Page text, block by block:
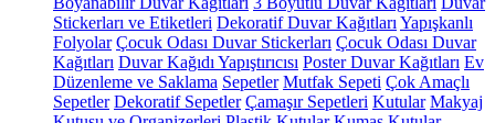
Stickerları ve Etiketleri Dekoratif Duvar Kağıtları Yapışkanlı
Folyolar Çocuk Odası Duvar Stickerları Çocuk Odası Duvar
Kağıtları Duvar Kağıdı Yapıştırıcısı Poster Duvar Kağıtları Ev
Düzenleme ve Saklama Sepetler Mutfak Sepeti Çok Amaçlı
Sepetler Dekoratif Sepetler Çamaşır Sepetleri Kutular Makyaj